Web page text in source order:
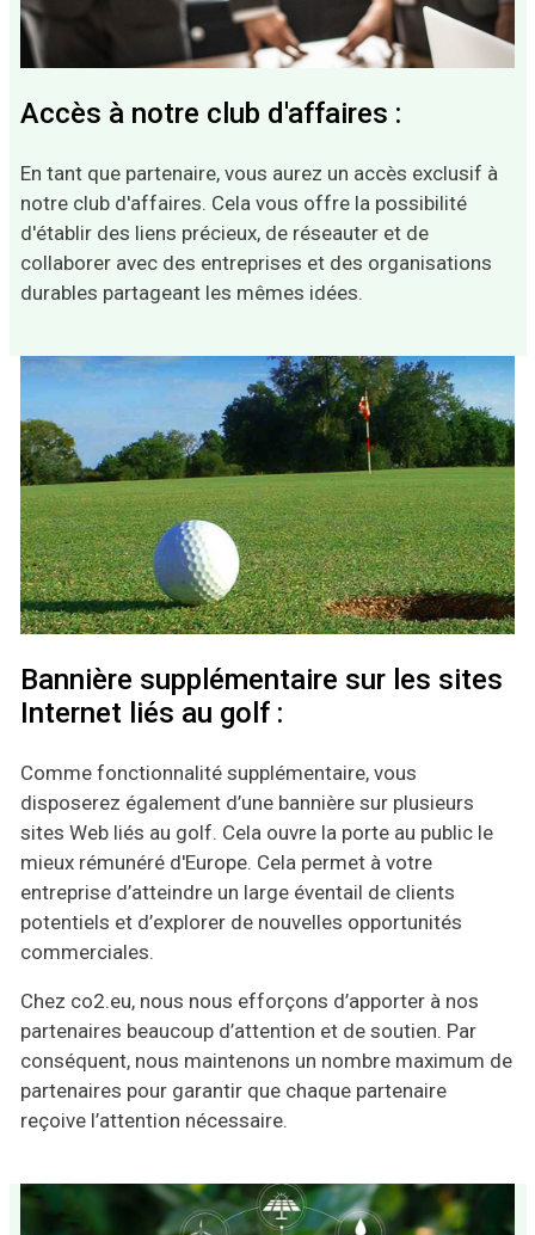
Accès à notre club d'affaires :
En tant que partenaire, vous aurez un accès exclusif à
notre club d'affaires. Cela vous offre la possibilité
d'établir des liens précieux, de réseauter et de
collaborer avec des entreprises et des organisations
durables partageant les mêmes idées.
Bannière supplémentaire sur les sites
Internet liés au golf :
Comme fonctionnalité supplémentaire, vous
disposerez également d’une bannière sur plusieurs
sites Web liés au golf. Cela ouvre la porte au public le
mieux rémunéré d'Europe. Cela permet à votre
entreprise d’atteindre un large éventail de clients
potentiels et d’explorer de nouvelles opportunités
commerciales.
Chez co2.eu, nous nous efforçons d’apporter à nos
partenaires beaucoup d’attention et de soutien. Par
conséquent, nous maintenons un nombre maximum de
partenaires pour garantir que chaque partenaire
reçoive l’attention nécessaire.